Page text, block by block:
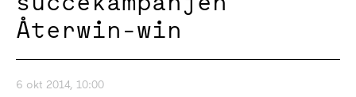
Återwin-win
6 okt 2014, 10:00